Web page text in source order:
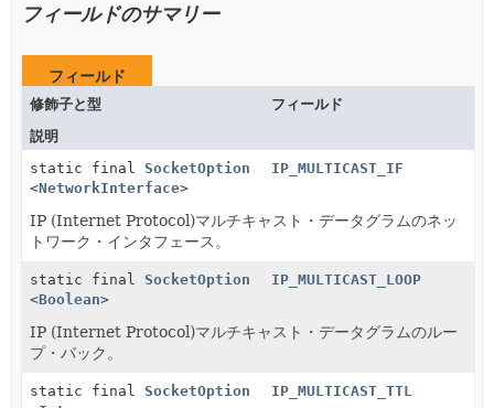
フィールドのサマリー
フィールド
修飾子と型
フィールド
説明
static final SocketOption
<NetworkInterface>
IP_MULTICAST_IF
IP (Internet Protocol)マルチキャスト・データグラムのネッ
トワーク・インタフェース。
static final SocketOption
<Boolean>
IP_MULTICAST_LOOP
IP (Internet Protocol)マルチキャスト・データグラムのルー
プ・バック。
static final SocketOption
IP_MULTICAST_TTL